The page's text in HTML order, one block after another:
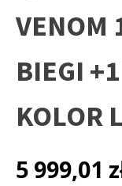
VENOM
BIEGI
KOLOR
5 999,01